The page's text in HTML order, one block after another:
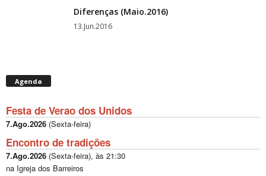
Diferenças (Maio.2016)
13.Jun.2016
Agenda
Festa de Verao dos Unidos
7.Ago.2026 (Sexta-feira)
Encontro de tradições
7.Ago.2026 (Sexta-feira), às 21:30
na Igreja dos Barreiros